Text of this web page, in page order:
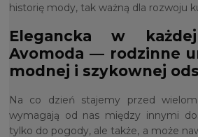
historię mody, tak ważną dla rozwoju
Elegancka w
Avomoda — rodzinne
modnej i szykownej
Na co dzień stajemy przed
wymagają od nas między innymi
tylko do pogody, ale także, a może